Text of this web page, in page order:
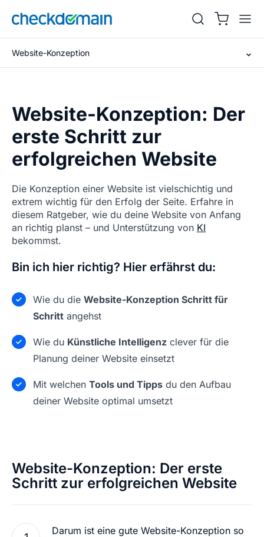
Website-Konzeption
Website-Konzeption: Der
erste Schritt zur
erfolgreichen Website
Die Konzeption einer Website ist vielschichtig und
extrem wichtig für den Erfolg der Seite. Erfahre in
diesem Ratgeber, wie du deine Website von Anfang
an richtig planst – und Unterstützung von KI
bekommst.
Bin ich hier richtig? Hier erfährst du:
Wie du die Website-Konzeption Schritt für
Schritt angehst
Wie du Künstliche Intelligenz clever für die
Planung deiner Website einsetzt
Mit welchen Tools und Tipps du den Aufbau
deiner Website optimal umsetzt
Website-Konzeption: Der erste
Schritt zur erfolgreichen Website
Darum ist eine gute Website-Konzeption so